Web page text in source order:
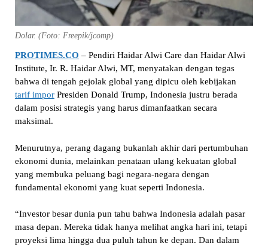
Dolar. (Foto: Freepik/jcomp)
PROTIMES.CO – Pendiri Haidar Alwi Care dan Haidar Alwi
Institute, Ir. R. Haidar Alwi, MT, menyatakan dengan tegas
bahwa di tengah gejolak global yang dipicu oleh kebijakan
tarif imporPresiden Donald Trump, Indonesia justru berada
dalam posisi strategis yang harus dimanfaatkan secara
maksimal.
Menurutnya, perang dagang bukanlah akhir dari pertumbuhan
ekonomi dunia, melainkan penataan ulang kekuatan global
yang membuka peluang bagi negara-negara dengan
fundamental ekonomi yang kuat seperti Indonesia.
“Investor besar dunia pun tahu bahwa Indonesia adalah pasar
masa depan. Mereka tidak hanya melihat angka hari ini, tetapi
proyeksi lima hingga dua puluh tahun ke depan. Dan dalam